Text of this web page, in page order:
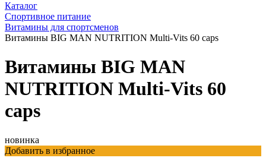
Каталог
Спортивное питание
Витамины для спортсменов
Витамины BIG MAN NUTRITION Multi-Vits 60 caps
Витамины BIG MAN
NUTRITION Multi-Vits 60
caps
новинка
Добавить в избранное